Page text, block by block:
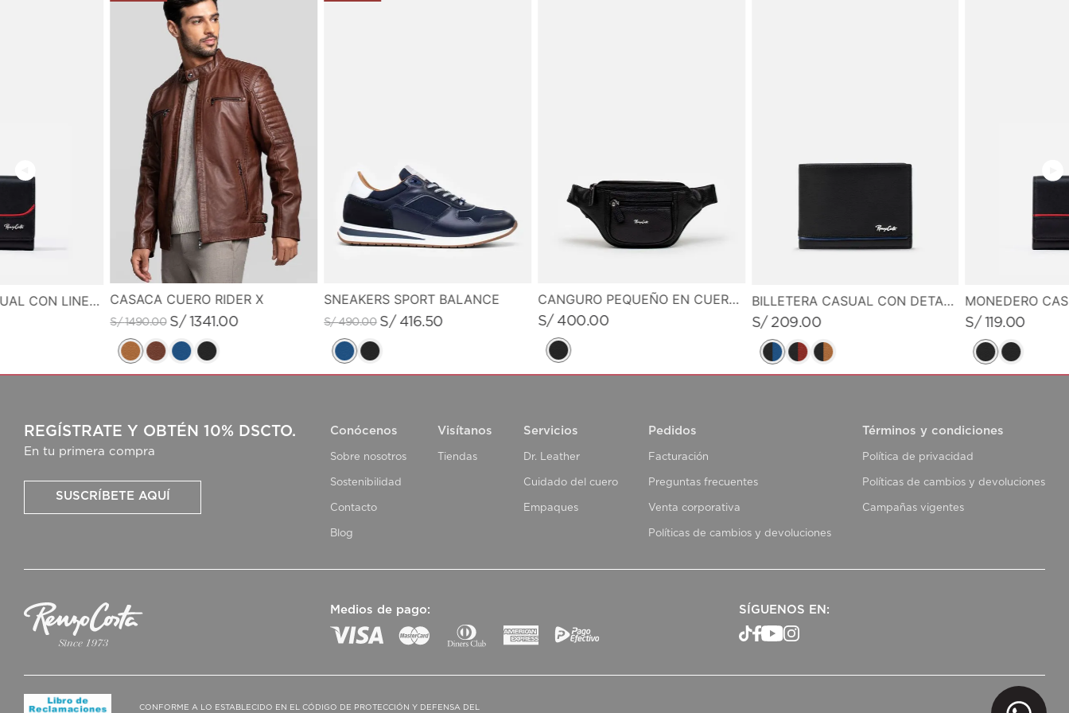
MONEDERO CASUAL CON LINEA DE COLOR EN CONTRASTE CASACA CUERO RIDER X
S/ 1490.00 S/ 1341.00
SNEAKERS SPORT BALANCE
S/ 490.00 S/ 416.50
CANGURO PEQUEÑO EN CUERO GRABADO
S/ 400.00
BILLETERA CASUAL CON DETALLE DE LINEA EN CONTRASTE
S/ 209.00 S/ 119.00
REGÍSTRATE Y OBTÉN 10% DSCTO.
En tu primera compra
SUSCRÍBETE AQUÍ
Conócenos
Sobre nosotros
Sostenibilidad
Contacto
Blog
Visítanos
Tiendas
Servicios
Dr. Leather
Cuidado del cuero
Empaques
Pedidos
Facturación
Preguntas frecuentes
Venta corporativa
Políticas de cambios y devoluciones
Términos y condiciones
Política de privacidad
Políticas de cambios y devoluciones
Campañas vigentes
Medios de pago: SÍGUENOS EN:
CONFORME A LO ESTABLECIDO EN EL CÓDIGO DE PROTECCIÓN Y DEFENSA DEL